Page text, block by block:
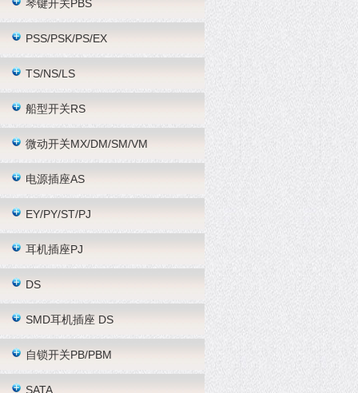
琴键开关PBS
PSS/PSK/PS/EX
TS/NS/LS
船型开关RS
微动开关MX/DM/SM/VM
电源插座AS
EY/PY/ST/PJ
耳机插座PJ
DS
SMD耳机插座 DS
自锁开关PB/PBM
SATA